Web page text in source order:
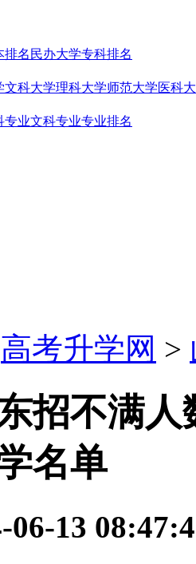
排名 民办大学专科排名
文科大学理科大学师范大学医科
专业文科专业专业排名
高考升学网 >
招不满人
名单
06-13